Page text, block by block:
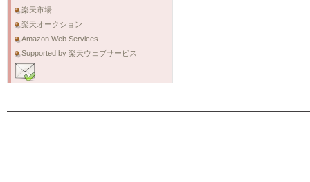
楽天市場
楽天オークション
Amazon Web Services
Supported by 楽天ウェブサービス